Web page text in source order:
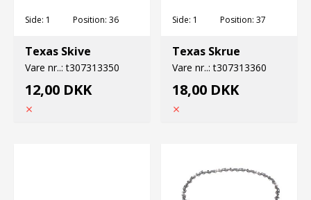
Side: 1 Position: 36
Texas Skive
Vare nr..: t307313350
12,00 DKK
Side: 1 Position: 37
Texas Skrue
Vare nr..: t307313360
18,00 DKK